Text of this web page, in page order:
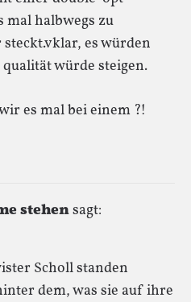
mal halbwegs zu
es würden
würde steigen.
es mal bei einem ?!
stehensagt:
Scholl standen
dem, was sie auf ihre